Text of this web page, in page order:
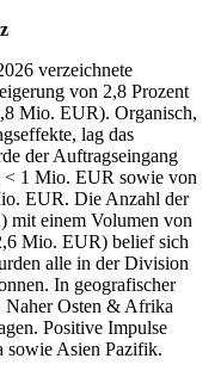
verzeichnete
von 2,8 Prozent
Mio. EUR). Organisch,
lag das
der Auftragseingang
< 1 Mio. EUR sowie von
EUR. Die Anzahl der
mit einem Volumen von
Mio. EUR) belief sich
alle in der Division
In geografischer
Naher Osten & Afrika
Positive Impulse
sowie Asien Pazifik.